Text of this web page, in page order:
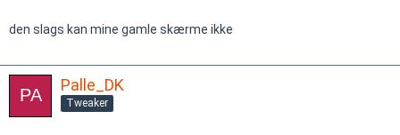
den slags kan mine gamle skærme ikke
Palle_DK
Tweaker